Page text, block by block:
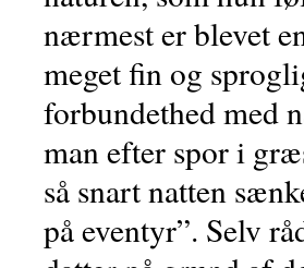
nærmest er blevet
meget fin og
forbundethed med
man efter spor i
så snart natten
på eventyr”. Selv